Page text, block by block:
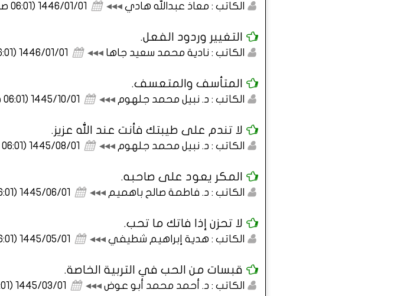
الكاتب : معاذ عبدالله هادي ◂◂◂ 1446/01/01 (06:01 صباحاً)
التغيير وردود الفعل.
الكاتب : نادية محمد سعيد جاها ◂◂◂ 1446/01/01 (06:01 صباحاً)
المتأسف والمتعسف.
الكاتب : د. نبيل محمد جلهوم ◂◂◂ 1445/10/01 (06:01 صباحاً)
لا تندم على طيبتك فأنت عند الله عزيز.
الكاتب : د. نبيل محمد جلهوم ◂◂◂ 1445/08/01 (06:01 صباحاً)
المكر يعود على صاحبه.
الكاتب : د. فاطمة صالح باهميم ◂◂◂ 1445/06/01 (06:01 صباحاً)
لا تحزن إذا فاتك ما تحب.
الكاتب : هدية إبراهيم شطيفي ◂◂◂ 1445/05/01 (06:01 صباحاً)
قبسات من الحب في التربية الخاصة.
الكاتب : د. أحمد محمد أبو عوض ◂◂◂ 1445/03/01 (06:01 صباحاً)